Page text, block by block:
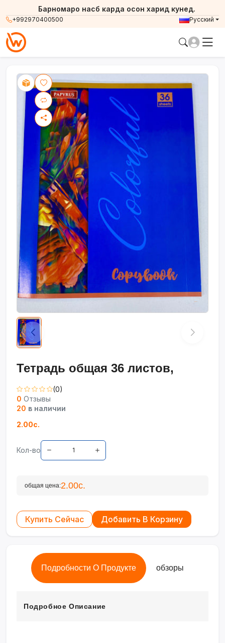
+992970400500
Барномаро насб карда осон харид кунед.
Русский
Тетрадь общая 36 листов,
(0)
0 Отзывы
20 в наличии
2.00с.
Кол-во
общая цена:2.00с.
Купить Сейчас Добавить В Корзину
Подробности О Продукте обзоры
Подробное Описание